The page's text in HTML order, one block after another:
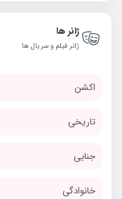
ژانر ها
ژانر فیلم و سریال ها
اکشن
تاریخی
جنایی
خانوادگی